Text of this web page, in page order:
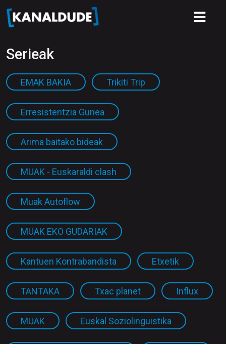
Serieak
EMAK BAKIA Trikiti Trip
Erresistentzia Gunea
Arima baitako bideak
MUAK - Euskaraldi clash
Muak Autoflow
MUAK EKO GUDARIAK
Kantuen Kontrabandista Etxetik
TANTAKA Txac planet Influx
MUAK Euskal Soziolinguistika